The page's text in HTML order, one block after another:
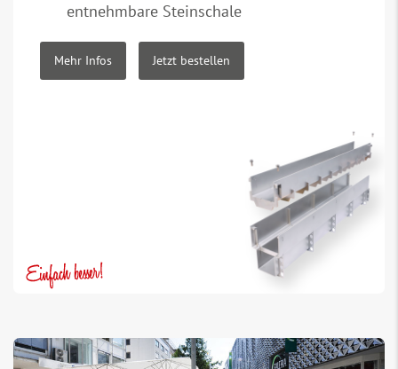
entnehmbare Steinschale
Mehr Infos Jetzt bestellen